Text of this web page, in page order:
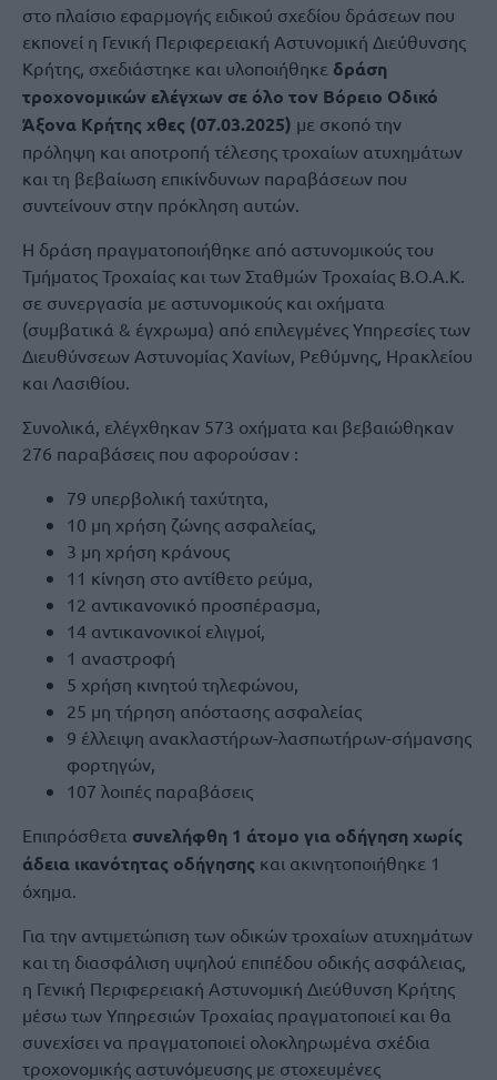
στο πλαίσιο εφαρμογής ειδικού σχεδίου δράσεων που
εκπονεί η Γενική Περιφερειακή Αστυνομική Διεύθυνσης
Κρήτης, σχεδιάστηκε και υλοποιήθηκε δράση
τροχονομικών ελέγχων σε όλο τον Βόρειο Οδικό
Άξονα Κρήτης χθες (07.03.2025) με σκοπό την
πρόληψη και αποτροπή τέλεσης τροχαίων ατυχημάτων
και τη βεβαίωση επικίνδυνων παραβάσεων που
συντείνουν στην πρόκληση αυτών.
Η δράση πραγματοποιήθηκε από αστυνομικούς του
Τμήματος Τροχαίας και των Σταθμών Τροχαίας Β.Ο.Α.Κ.
σε συνεργασία με αστυνομικούς και οχήματα
(συμβατικά & έγχρωμα) από επιλεγμένες Υπηρεσίες των
Διευθύνσεων Αστυνομίας Χανίων, Ρεθύμνης, Ηρακλείου
και Λασιθίου.
Συνολικά, ελέγχθηκαν 573 οχήματα και βεβαιώθηκαν
276 παραβάσεις που αφορούσαν :
79 υπερβολική ταχύτητα,
10 μη χρήση ζώνης ασφαλείας,
3 μη χρήση κράνους
11 κίνηση στο αντίθετο ρεύμα,
12 αντικανονικό προσπέρασμα,
14 αντικανονικοί ελιγμοί,
1 αναστροφή
5 χρήση κινητού τηλεφώνου,
25 μη τήρηση απόστασης ασφαλείας
9 έλλειψη ανακλαστήρων-λασπωτήρων-σήμανσης
φορτηγών,
107 λοιπές παραβάσεις
Επιπρόσθετα συνελήφθη 1 άτομο για οδήγηση χωρίς
άδεια ικανότητας οδήγησης και ακινητοποιήθηκε 1
όχημα.
Για την αντιμετώπιση των οδικών τροχαίων ατυχημάτων
και τη διασφάλιση υψηλού επιπέδου οδικής ασφάλειας,
η Γενική Περιφερειακή Αστυνομική Διεύθυνση Κρήτης
μέσω των Υπηρεσιών Τροχαίας πραγματοποιεί και θα
συνεχίσει να πραγματοποιεί ολοκληρωμένα σχέδια
τροχονομικής αστυνόμευσης με στοχευμένες